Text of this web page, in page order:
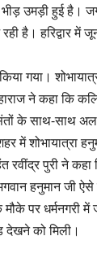
उमड़ी हुई है।
रही है।
गया।
ने कहा कि
संतों के साथ-साथ
में
रवींद्र पुरी ने
हनुमान जी
के मौके पर
देखने को मिली।